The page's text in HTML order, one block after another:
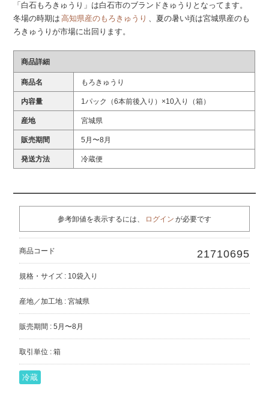
「白石もろきゅうり」は白石市のブランドきゅうりとなってます。
冬場の時期は 高知県産のもろきゅうり 、夏の暑い頃は宮城県産のも
ろきゅうりが市場に出回ります。
商品詳細
商品名 もろきゅうり
内容量 1パック（6本前後入り）×10入り（箱）
産地 宮城県
販売期間 5月〜8月
発送方法 冷蔵便
参考卸値を表示するには、 ログイン が必要です
商品コード 21710695
規格・サイズ : 10袋入り
産地／加工地 : 宮城県
販売期間 : 5月〜8月
取引単位 : 箱
冷蔵